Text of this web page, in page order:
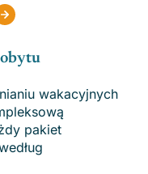
wakacyjnych
pakiet